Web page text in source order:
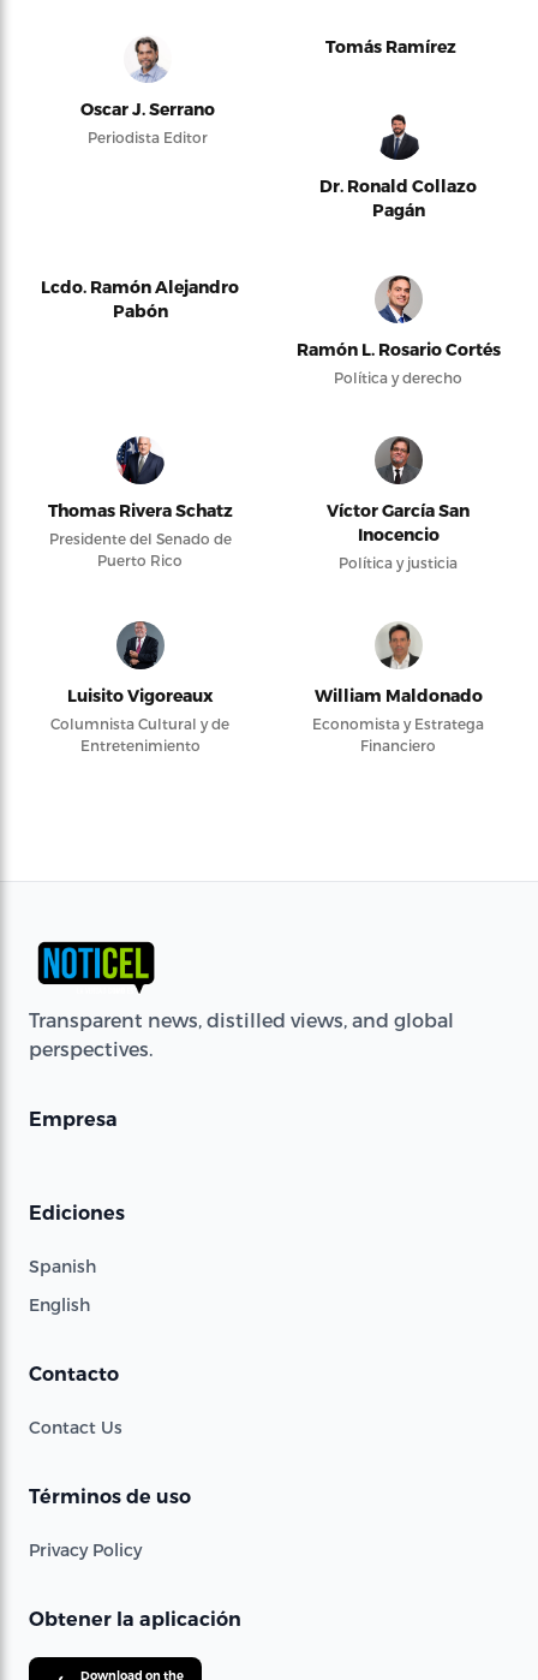
Oscar J. Serrano
Periodista Editor
Tomás Ramírez
Dr. Ronald Collazo
Pagán
Lcdo. Ramón Alejandro
Pabón
Ramón L. Rosario Cortés
Política y derecho
Thomas Rivera Schatz
Presidente del Senado de
Puerto Rico
Víctor García San
Inocencio
Política y justicia
Luisito Vigoreaux
Columnista Cultural y de
Entretenimiento
William Maldonado
Economista y Estratega
Financiero
Transparent news, distilled views, and global
perspectives.
Empresa
Ediciones
Spanish
English
Contacto
Contact Us
Términos de uso
Privacy Policy
Obtener la aplicación
Download on the